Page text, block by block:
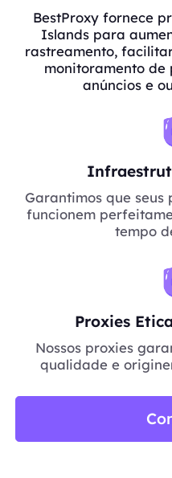
BestProxy fornece
Islands para
rastreamento,
monitoramento de
anúncios e
Garantimos que seus
funcionem
tempo
Proxies
Nossos proxies
qualidade e